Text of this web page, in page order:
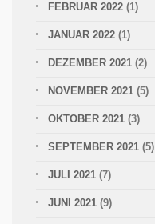
FEBRUAR 2022 (1)
JANUAR 2022 (1)
DEZEMBER 2021 (2)
NOVEMBER 2021 (5)
OKTOBER 2021 (3)
SEPTEMBER 2021 (5)
JULI 2021 (7)
JUNI 2021 (9)